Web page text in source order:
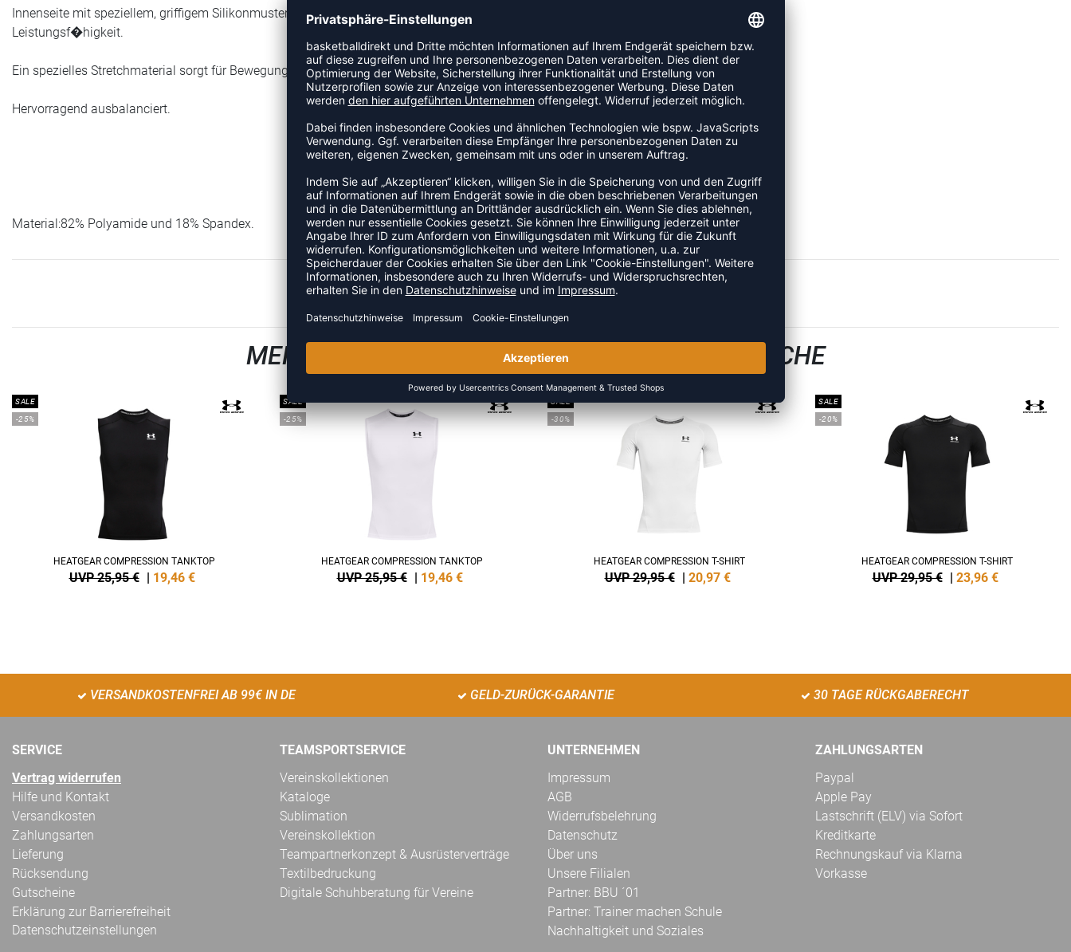
Innenseite mit speziellem, griffigem Silikonmuster für einen massage�hnlichen K-Effekt zur Erh�hung der
Leistungsf�higkeit.
Ein spezielles Stretchmaterial sorgt für Bewegungsfreiheit und angenehmen Tragekomfort.
Hervorragend ausbalanciert.
Material:82% Polyamide und 18% Spandex.
ZULETZT ANGESEHEN
MEHR AUS DER KATEGORIE SPORTUNTERWÄSCHE
SALE
-25%
HEATGEAR COMPRESSION TANKTOP
UVP 25,95 € | 19,46 €
SALE
-25%
HEATGEAR COMPRESSION TANKTOP
UVP 25,95 € | 19,46 €
SALE
-30%
HEATGEAR COMPRESSION T-SHIRT
UVP 29,95 € | 20,97 €
SALE
-20%
HEATGEAR COMPRESSION T-SHIRT
UVP 29,95 € | 23,96 €
VERSANDKOSTENFREI AB 99€ IN DE GELD-ZURÜCK-GARANTIE 30 TAGE RÜCKGABERECHT
SERVICE
Vertrag widerrufen
Hilfe und Kontakt
Versandkosten
Zahlungsarten
Lieferung
Rücksendung
Gutscheine
Erklärung zur Barrierefreiheit
Datenschutzeinstellungen
TEAMSPORTSERVICE
Vereinskollektionen
Kataloge
Sublimation
Vereinskollektion
Teampartnerkonzept & Ausrüsterverträge
Textilbedruckung
Digitale Schuhberatung für Vereine
UNTERNEHMEN
Impressum
AGB
Widerrufsbelehrung
Datenschutz
Über uns
Unsere Filialen
Partner: BBU ´01
Partner: Trainer machen Schule
Nachhaltigkeit und Soziales
ZAHLUNGSARTEN
Paypal
Apple Pay
Lastschrift (ELV) via Sofort
Kreditkarte
Rechnungskauf via Klarna
Vorkasse